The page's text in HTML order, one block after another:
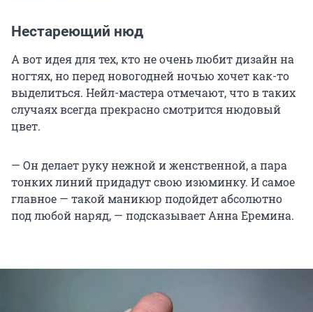
Нестареющий нюд
А вот идея для тех, кто не очень любит дизайн на
ногтях, но перед новогодней ночью хочет как-то
выделиться. Нейл-мастера отмечают, что в таких
случаях всегда прекрасно смотрится нюдовый
цвет.
— Он делает руку нежной и женственной, а пара
тонких линий придадут свою изюминку. И самое
главное — такой маникюр подойдет абсолютно
под любой наряд, — подсказывает Анна Еремина.